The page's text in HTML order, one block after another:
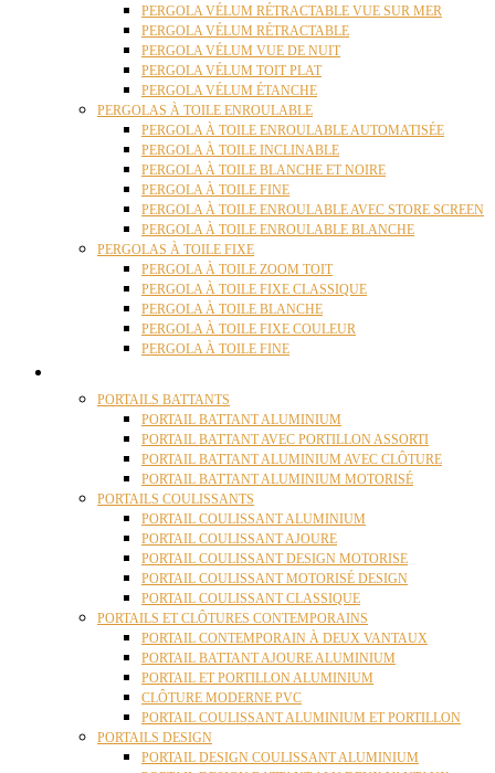
PERGOLA VÉLUM RÉTRACTABLE VUE SUR MER
PERGOLA VÉLUM RÉTRACTABLE
PERGOLA VÉLUM VUE DE NUIT
PERGOLA VÉLUM TOIT PLAT
PERGOLA VÉLUM ÉTANCHE
PERGOLAS À TOILE ENROULABLE
PERGOLA À TOILE ENROULABLE AUTOMATISÉE
PERGOLA À TOILE INCLINABLE
PERGOLA À TOILE BLANCHE ET NOIRE
PERGOLA À TOILE FINE
PERGOLA À TOILE ENROULABLE AVEC STORE SCREEN
PERGOLA À TOILE ENROULABLE BLANCHE
PERGOLAS À TOILE FIXE
PERGOLA À TOILE ZOOM TOIT
PERGOLA À TOILE FIXE CLASSIQUE
PERGOLA À TOILE BLANCHE
PERGOLA À TOILE FIXE COULEUR
PERGOLA À TOILE FINE
PORTAILS BATTANTS
PORTAIL BATTANT ALUMINIUM
PORTAIL BATTANT AVEC PORTILLON ASSORTI
PORTAIL BATTANT ALUMINIUM AVEC CLÔTURE
PORTAIL BATTANT ALUMINIUM MOTORISÉ
PORTAILS COULISSANTS
PORTAIL COULISSANT ALUMINIUM
PORTAIL COULISSANT AJOURE
PORTAIL COULISSANT DESIGN MOTORISE
PORTAIL COULISSANT MOTORISÉ DESIGN
PORTAIL COULISSANT CLASSIQUE
PORTAILS ET CLÔTURES CONTEMPORAINS
PORTAIL CONTEMPORAIN À DEUX VANTAUX
PORTAIL BATTANT AJOURE ALUMINIUM
PORTAIL ET PORTILLON ALUMINIUM
CLÔTURE MODERNE PVC
PORTAIL COULISSANT ALUMINIUM ET PORTILLON
PORTAILS DESIGN
PORTAIL DESIGN COULISSANT ALUMINIUM